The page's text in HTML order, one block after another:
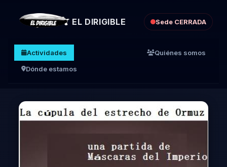
EL DIRIGIBLE Sede CERRADA
Actividades
Quiénes somos
Dónde estamos